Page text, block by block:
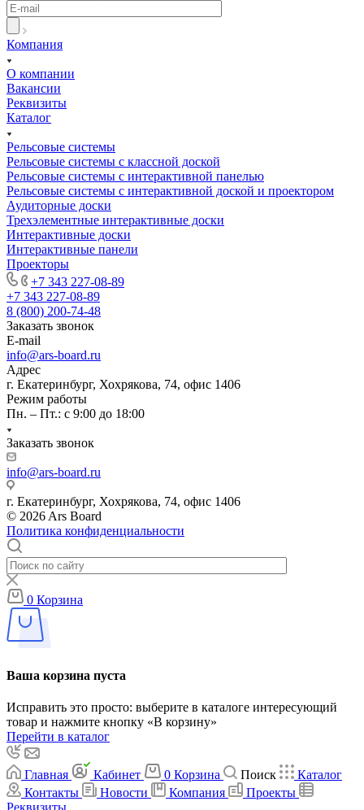
Компания
О компании
Вакансии
Реквизиты
Каталог
Рельсовые системы
Рельсовые системы с классной доской
Рельсовые системы с интерактивной панелью
Рельсовые системы с интерактивной доской и проектором
Аудиторные доски
Трехэлементные интерактивные доски
Интерактивные доски
Интерактивные панели
Проекторы
+7 343 227-08-89
+7 343 227-08-89
8 (800) 200-74-48
Заказать звонок
E-mail
info@ars-board.ru
Адрес
г. Екатеринбург, Хохрякова, 74, офис 1406
Режим работы
Пн. – Пт.: с 9:00 до 18:00
Заказать звонок
info@ars-board.ru
г. Екатеринбург, Хохрякова, 74, офис 1406
© 2026 Ars Board
Политика конфиденциальности
0 Корзина
Ваша корзина пуста
Исправить это просто: выберите в каталоге интересующий
товар и нажмите кнопку «В корзину»
Перейти в каталог
Главная Кабинет 0 Корзина Поиск
Каталог
Контакты
Новости Компания
Проекты